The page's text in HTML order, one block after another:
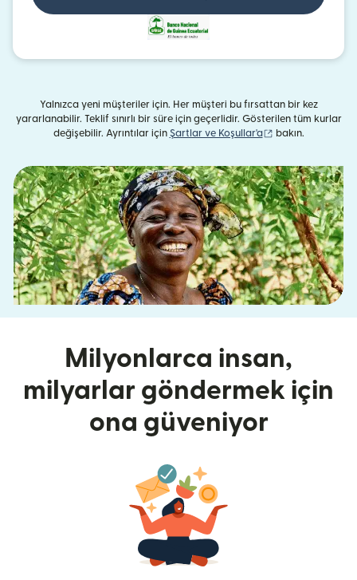
Yalnızca yeni müşteriler için. Her müşteri bu fırsattan bir kez
yararlanabilir. Teklif sınırlı bir süre için geçerlidir. Gösterilen tüm kurlar
değişebilir. Ayrıntılar için Şartlar ve Koşullar'a (yeni pencerede
bakın.
Milyonlarca insan,
milyarlar göndermek için
ona güveniyor